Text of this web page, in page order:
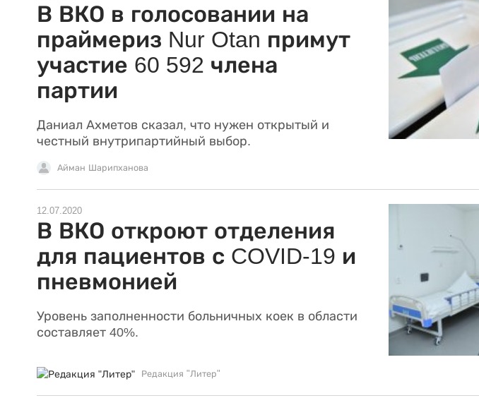
В ВКО в голосовании на
праймериз Nur Otan примут
участие 60 592 члена
партии
Даниал Ахметов сказал, что нужен открытый и
честный внутрипартийный выбор.
Айман Шарипханова
12.07.2020
В ВКО откроют отделения
для пациентов с COVID-19 и
пневмонией
Уровень заполненности больничных коек в области
составляет 40%.
Редакция "Литер"